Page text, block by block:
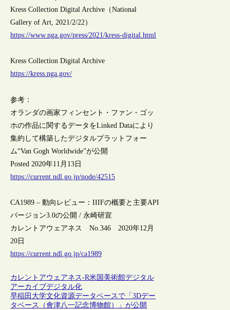
Kress Collection Digital Archive（National
Gallery of Art, 2021/2/22）
https://www.nga.gov/press/2021/kress-digital.html
Kress Collection Digital Archive
https://kress.nga.gov/
参考：
オランダの画家フィンセント・ファン・ゴッ
ホの作品に関するデータをLinked Dataにより
集約して構築したデジタルプラットフォー
ム“Van Gogh Worldwide”が公開
Posted 2020年11月13日
https://current.ndl.go.jp/node/42515
CA1989 – 動向レビュー：IIIFの概要と主要API
バージョン3.0の公開 / 永崎研宣
カレントアウェアネス No.346 2020年12月
20日
https://current.ndl.go.jp/ca1989
カレントアウェアネス-R米国 美術館デジタル
アーカイブデジタル化
早稲田大学文化資源データベースで「3Dデー
タベース（會津八一記念博物館）」が公開